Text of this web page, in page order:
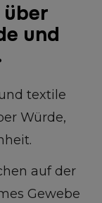
und
textile
Würde,
auf der
Gewebe